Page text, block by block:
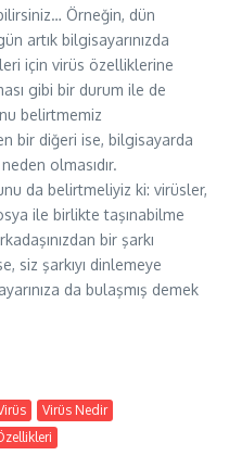
Örneğin, dün
artık bilgisayarınızda
için virüs özelliklerine
gibi bir durum ile de
belirtmemiz
bir diğeri ise, bilgisayarda
olmasıdır.
da belirtmeliyiz ki: virüsler,
ile birlikte taşınabilme
bir şarkı
siz şarkıyı dinlemeye
da bulaşmış demek
Virüs Nedir